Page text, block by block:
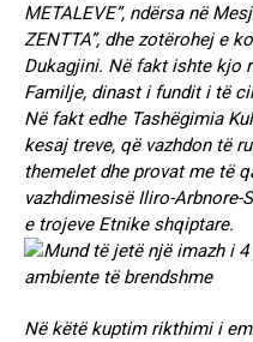
METALEVE”, ndërsa në
ZENTTA”, dhe zotërohej e
Dukagjini. Në fakt ishte kjo
Familje, dinast i fundit i të
Në fakt edhe Tashëgimia
kesaj treve, që vazhdon të
themelet dhe provat me të
vazhdimesisë Iliro-Arbnore-
e trojeve Etnike shqiptare.
Në këtë kuptim rikthimi i